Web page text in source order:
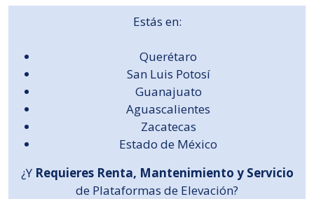
Estás en:
Querétaro
San Luis Potosí
Guanajuato
Aguascalientes
Zacatecas
Estado de México
¿Y Requieres Renta, Mantenimiento y Servicio
de Plataformas de Elevación?